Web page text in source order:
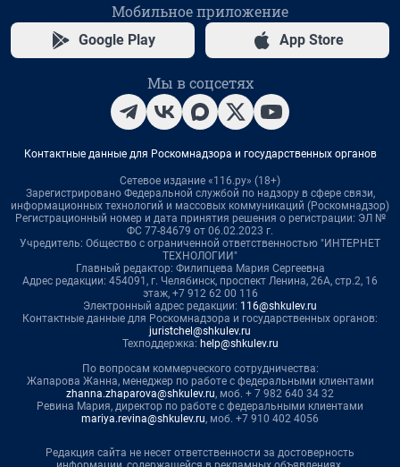
Мобильное приложение
Google Play App Store
Мы в соцсетях
Контактные данные для Роскомнадзора и государственных органов
Сетевое издание «116.ру» (18+)
Зарегистрировано Федеральной службой по надзору в сфере связи,
информационных технологий и массовых коммуникаций (Роскомнадзор)
Регистрационный номер и дата принятия решения о регистрации: ЭЛ №
ФС 77-84679 от 06.02.2023 г.
Учредитель: Общество с ограниченной ответственностью "ИНТЕРНЕТ
ТЕХНОЛОГИИ"
Главный редактор: Филипцева Мария Сергеевна
Адрес редакции: 454091, г. Челябинск, проспект Ленина, 26А, стр.2, 16
этаж, +7 912 62 00 116
Электронный адрес редакции: 116@shkulev.ru
Контактные данные для Роскомнадзора и государственных органов:
juristchel@shkulev.ru
Техподдержка: help@shkulev.ru
По вопросам коммерческого сотрудничества:
Жапарова Жанна, менеджер по работе с федеральными клиентами
zhanna.zhaparova@shkulev.ru, моб. + 7 982 640 34 32
Ревина Мария, директор по работе с федеральными клиентами
mariya.revina@shkulev.ru, моб. +7 910 402 4056
Редакция сайта не несет ответственности за достоверность